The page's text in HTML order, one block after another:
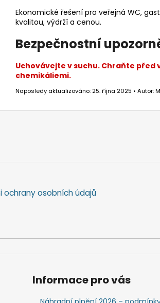
Ekonomické řešení pro veřejná WC,
kvalitou, výdrží a cenou.
Bezpečnostní
Uchovávejte v suchu. Chraňte
chemikáliemi.
Naposledy aktualizováno: 25. října 2025 • Autor:
ochrany osobních údajů
Informace pro vás